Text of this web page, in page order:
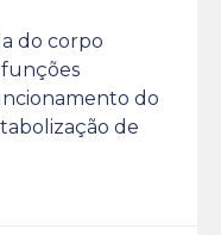
do corpo
funções
do
de